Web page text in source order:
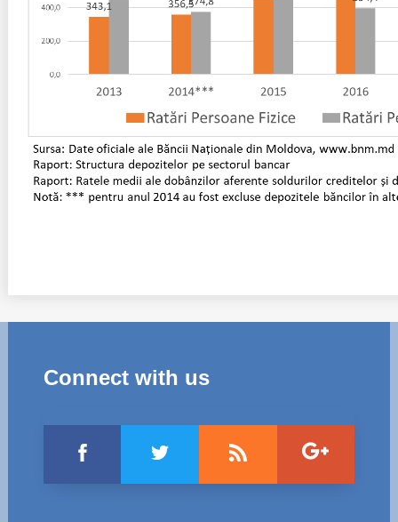
Connect with us